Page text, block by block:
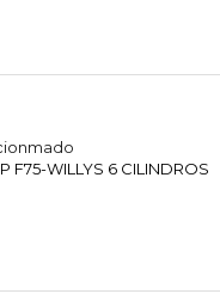
F75-WILLYS 6 CILINDROS